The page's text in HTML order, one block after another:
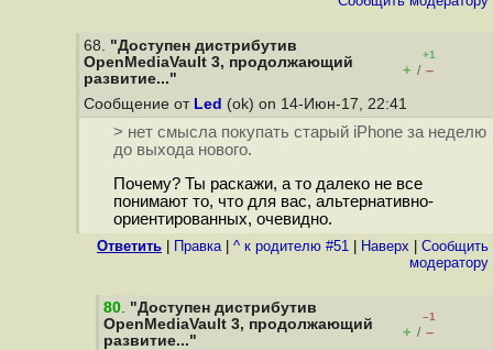
68. "Доступен дистрибутив
OpenMediaVault 3, продолжающий
развитие..."
+1
+ / –
Сообщение от Led (ok) on 14-Июн-17, 22:41
> нет смысла покупать старый iPhone за неделю
до выхода нового.
Почему? Ты раскажи, а то далеко не все
понимают то, что для вас, альтернативно-
ориентированных, очевидно.
Ответить Правка| ^ к родителю #51 Наверх
Cообщить
модератору
80. "Доступен дистрибутив
OpenMediaVault 3, продолжающий
развитие..."
–1
+ / –